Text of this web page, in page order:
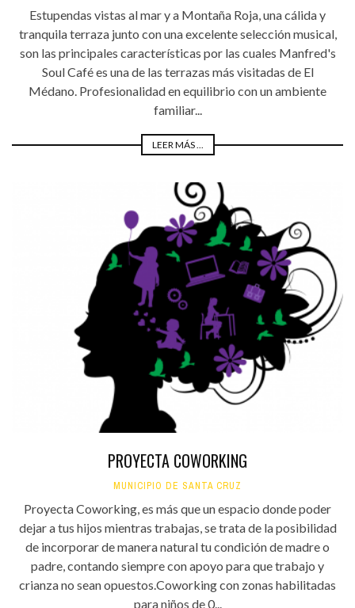
Estupendas vistas al mar y a Montaña Roja, una cálida y
tranquila terraza junto con una excelente selección musical,
son las principales características por las cuales Manfred's
Soul Café es una de las terrazas más visitadas de El
Médano. Profesionalidad en equilibrio con un ambiente
familiar...
LEER MÁS ...
PROYECTA COWORKING
MUNICIPIO DE SANTA CRUZ
Proyecta Coworking, es más que un espacio donde poder
dejar a tus hijos mientras trabajas, se trata de la posibilidad
de incorporar de manera natural tu condición de madre o
padre, contando siempre con apoyo para que trabajo y
crianza no sean opuestos.Coworking con zonas habilitadas
para niños de 0...